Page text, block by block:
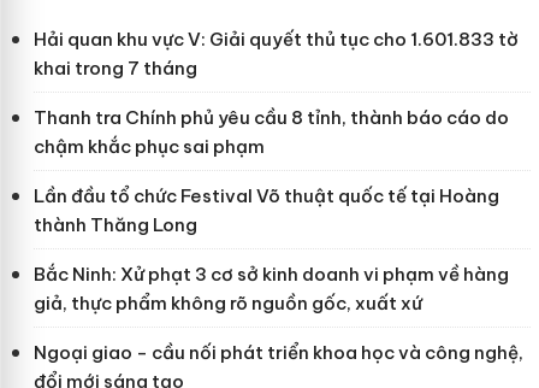
Hải quan khu vực V: Giải quyết thủ tục cho 1.601.833 tờ
khai trong 7 tháng
Thanh tra Chính phủ yêu cầu 8 tỉnh, thành báo cáo do
chậm khắc phục sai phạm
Lần đầu tổ chức Festival Võ thuật quốc tế tại Hoàng
thành Thăng Long
Bắc Ninh: Xử phạt 3 cơ sở kinh doanh vi phạm về hàng
giả, thực phẩm không rõ nguồn gốc, xuất xứ
Ngoại giao - cầu nối phát triển khoa học và công nghệ,
đổi mới sáng tạo